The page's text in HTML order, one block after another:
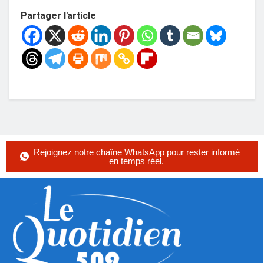
Partager l'article
Rejoignez notre chaîne WhatsApp pour rester informé
en temps réel.